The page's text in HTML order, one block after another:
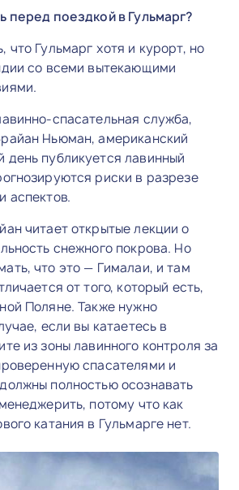
перед поездкой в Гульмарг?
что Гульмарг хотя и курорт, но
со всеми вытекающими
спасательная служба,
Ньюман, американский
публикуется лавинный
риски в разрезе
аспектов.
читает открытые лекции о
снежного покрова. Но
что это — Гималаи, и там
от того, который есть,
Поляне. Также нужно
если вы катаетесь в
из зоны лавинного контроля за
спасателями и
полностью осознавать
потому что как
катания в Гульмарге нет.